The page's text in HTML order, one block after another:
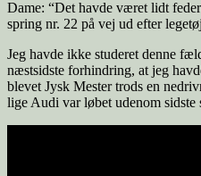
Dame: “Det havde været lidt
spring nr. 22 på vej ud efter
Jeg havde ikke studeret denne
næstsidste forhindring, at jeg
blevet Jysk Mester trods en
lige Audi var løbet udenom sidste